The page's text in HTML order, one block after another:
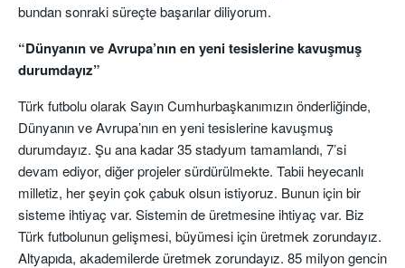
bundan sonraki süreçte başarılar diliyorum.
“Dünyanın ve Avrupa’nın en yeni tesislerine kavuşmuş
durumdayız”
Türk futbolu olarak Sayın Cumhurbaşkanımızın önderliğinde,
Dünyanın ve Avrupa’nın en yeni tesislerine kavuşmuş
durumdayız. Şu ana kadar 35 stadyum tamamlandı, 7’si
devam ediyor, diğer projeler sürdürülmekte. Tabii heyecanlı
milletiz, her şeyin çok çabuk olsun istiyoruz. Bunun için bir
sisteme ihtiyaç var. Sistemin de üretmesine ihtiyaç var. Biz
Türk futbolunun gelişmesi, büyümesi için üretmek zorundayız.
Altyapıda, akademilerde üretmek zorundayız. 85 milyon gencin